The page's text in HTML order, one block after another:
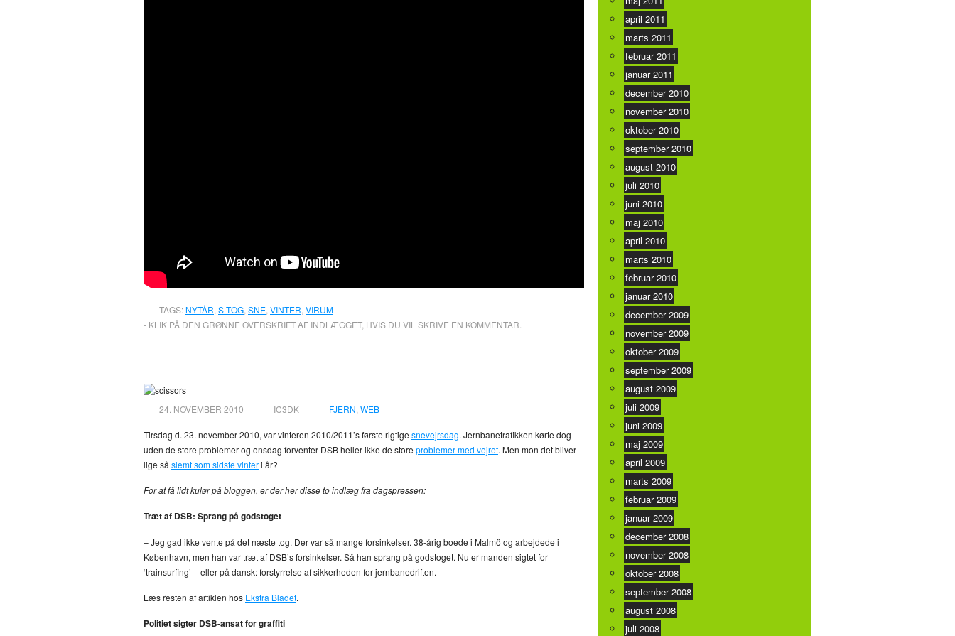
TAGS: NYTÅR S-TOG SNE VINTER VIRUM
- KLIK PÅ DEN GRØNNE OVERSKRIFT AF INDLÆGGET, HVIS DU VIL SKRIVE EN KOMMENTAR.
24. NOVEMBER 2010 IC3DK FJERN WEB
Tirsdag d. 23. november 2010, var vinteren 2010/2011’s første rigtige snevejrsdag. Jernbanetrafikken kørte dog
uden de store problemer og onsdag forventer DSB heller ikke de store problemer med vejret. Men mon det bliver
lige så slemt som sidste vinteri år?
For at få lidt kulør på bloggen, er der her disse to indlæg fra dagspressen:
Træt af DSB: Sprang på godstoget
– Jeg gad ikke vente på det næste tog. Der var så mange forsinkelser. 38-årig boede i Malmö og arbejdede i
København, men han var træt af DSB’s forsinkelser. Så han sprang på godstoget. Nu er manden sigtet for
‘trainsurfing’ – eller på dansk: forstyrrelse af sikkerheden for jernbanedriften.
Læs resten af artiklen hos Ekstra Bladet.
Politiet sigter DSB-ansat for graffiti
april 2011
marts 2011
februar 2011
januar 2011
december 2010
november 2010
oktober 2010
september 2010
august 2010
juli 2010
juni 2010
maj 2010
april 2010
marts 2010
februar 2010
januar 2010
december 2009
november 2009
oktober 2009
september 2009
august 2009
juli 2009
juni 2009
maj 2009
april 2009
marts 2009
februar 2009
januar 2009
december 2008
november 2008
oktober 2008
september 2008
august 2008
juli 2008